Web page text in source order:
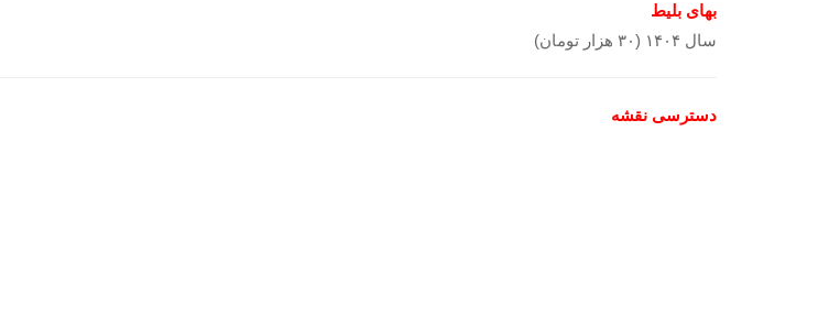
بهای بلیط
سال ۱۴۰۴ (۳۰ هزار تومان)
دسترسی نقشه